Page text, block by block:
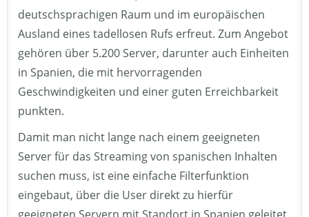
deutschsprachigen Raum und im europäischen
Ausland eines tadellosen Rufs erfreut. Zum Angebot
gehören über 5.200 Server, darunter auch Einheiten
in Spanien, die mit hervorragenden
Geschwindigkeiten und einer guten Erreichbarkeit
punkten.
Damit man nicht lange nach einem geeigneten
Server für das Streaming von spanischen Inhalten
suchen muss, ist eine einfache Filterfunktion
eingebaut, über die User direkt zu hierfür